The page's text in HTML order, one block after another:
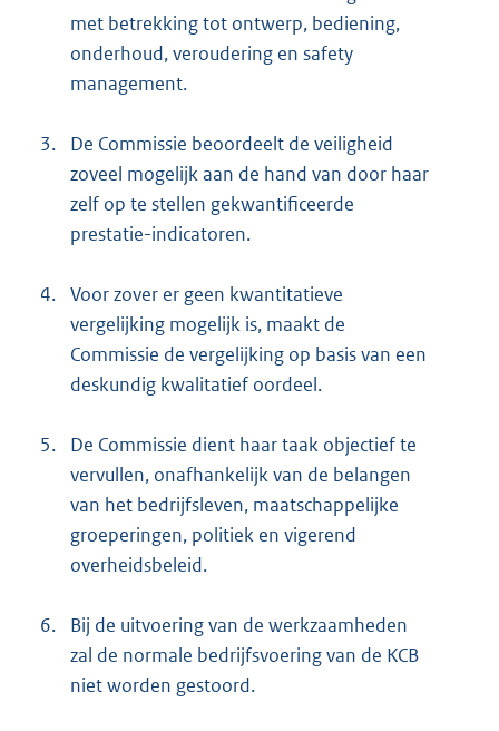
met betrekking tot ontwerp, bediening,
onderhoud, veroudering en safety
management.
3.
De Commissie beoordeelt de veiligheid
zoveel mogelijk aan de hand van door haar
zelf op te stellen gekwantificeerde
prestatie-indicatoren.
4. Voor zover er geen kwantitatieve
vergelijking mogelijk is, maakt de
Commissie de vergelijking op basis van een
deskundig kwalitatief oordeel.
5.
De Commissie dient haar taak objectief te
vervullen, onafhankelijk van de belangen
van het bedrijfsleven, maatschappelijke
groeperingen, politiek en vigerend
overheidsbeleid.
6.
Bij de uitvoering van de werkzaamheden
zal de normale bedrijfsvoering van de KCB
niet worden gestoord.